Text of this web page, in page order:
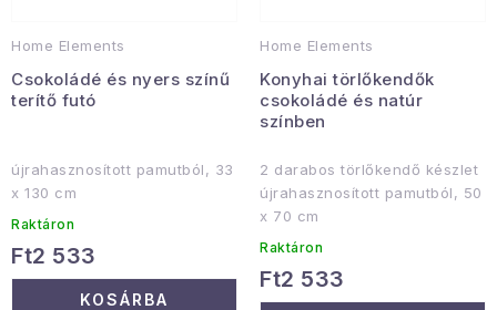
Home Elements
Csokoládé és nyers színű
terítő futó
újrahasznosított pamutból, 33
x 130 cm
Raktáron
Ft2 533
KOSÁRBA
Home Elements
Konyhai törlőkendők
csokoládé és natúr
színben
2 darabos törlőkendő készlet
újrahasznosított pamutból, 50
x 70 cm
Raktáron
Ft2 533